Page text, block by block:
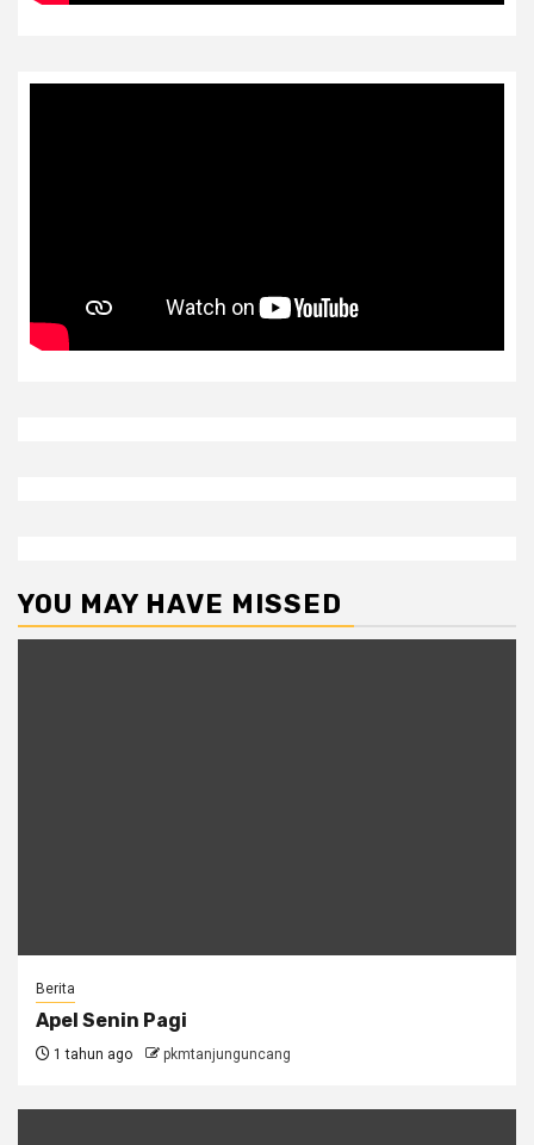
YOU MAY HAVE MISSED
Berita
Apel Senin Pagi
1 tahun ago pkmtanjunguncang